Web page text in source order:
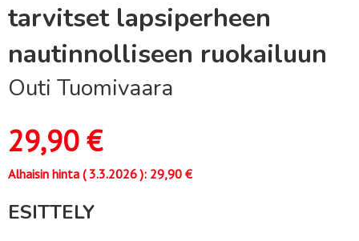
tarvitset lapsiperheen
nautinnolliseen ruokailuun
Outi Tuomivaara
29,90€
Alhaisin hinta (3.3.2026): 29,90 €
ESITTELY